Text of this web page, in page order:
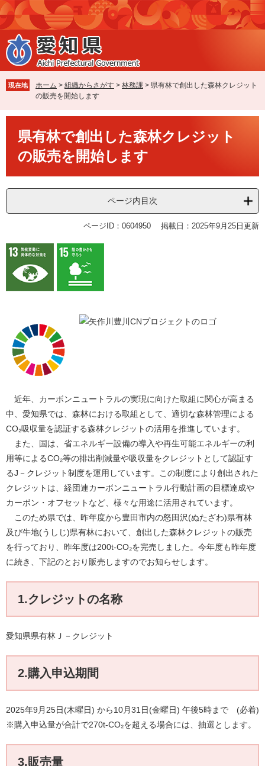
ペ
ー
ジ
の
先
で
す
メ
ニ
ュ
ー
を
ば
し
本
現在地 ホーム > 組織からさがす > 林務課 > 県有林で創出した森林クレジット
の販売を開始します
県有林で創出した森林クレジット
の販売を開始します
ページ内目次
ページID：0604950 掲載日：2025年9月25日更新
近年、カーボンニュートラルの実現に向けた取組に関心が高まる
中、愛知県では、森林における取組として、適切な森林管理による
CO₂吸収量を認証する森林クレジットの活用を推進しています。
また、国は、省エネルギー設備の導入や再生可能エネルギーの利
用等によるCO₂等の排出削減量や吸収量をクレジットとして認証す
るJ－クレジット制度を運用しています。この制度により創出された
クレジットは、経団連カーボンニュートラル行動計画の目標達成や
カーボン・オフセットなど、様々な用途に活用されています。
​ このため県では、昨年度から豊田市内の怒田沢(ぬたざわ)県有林
及び牛地(うしじ)県有林において、創出した森林クレジットの販売
を行っており、昨年度は200t-CO₂を完売しました。今年度も昨年度
に続き、下記のとおり販売しますのでお知らせします。
1.クレジットの名称
愛知県県有林Ｊ－クレジット
2.購入申込期間
2025年9月25日(木曜日) から10月31日(金曜日) 午後5時まで (必着)
※購入申込量が合計で270t-CO₂を超える場合には、抽選とします。​
3.販売量